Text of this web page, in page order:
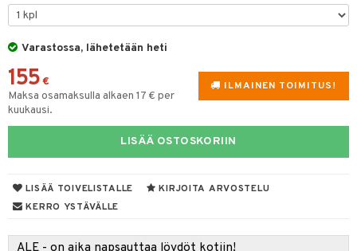
Varastossa, lähetetään heti
ILMAINEN TOIMITUS!
155 €
Maksa osamaksulla alkaen 17 € per
kuukausi.
LISÄÄ OSTOSKORIIN
LISÄÄ TOIVELISTALLE
KIRJOITA ARVOSTELU
KERRO YSTÄVÄLLE
ALE - on aika napsauttaa löydöt kotiin!
& Vihannesveitset
sisustus